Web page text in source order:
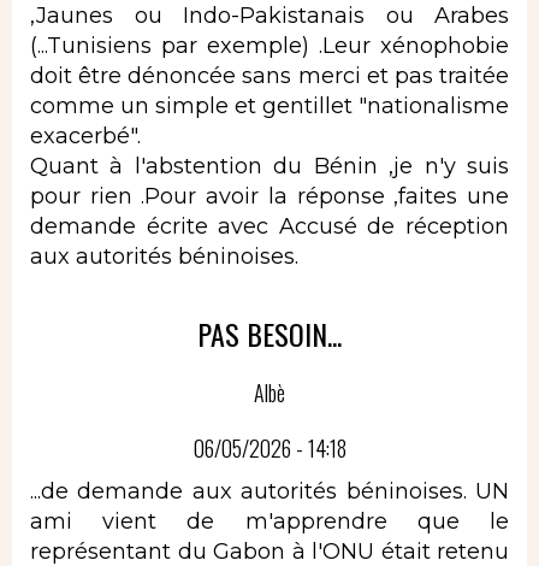
,Jaunes ou Indo-Pakistanais ou Arabes
(...Tunisiens par exemple) .Leur xénophobie
doit être dénoncée sans merci et pas traitée
comme un simple et gentillet "nationalisme
exacerbé".
Quant à l'abstention du Bénin ,je n'y suis
pour rien .Pour avoir la réponse ,faites une
demande écrite avec Accusé de réception
aux autorités béninoises.
PAS BESOIN...
Albè
06/05/2026 - 14:18
...de demande aux autorités béninoises. UN
ami vient de m'apprendre que le
représentant du Gabon à l'ONU était retenu